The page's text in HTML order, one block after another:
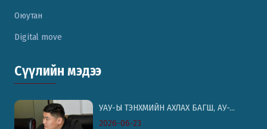
Оюутан
Digital move
Сүүлийн мэдээ
УАУ-Ы ТЭНХМИЙН АХЛАХ БАГШ, АУ-...
2026-06-23